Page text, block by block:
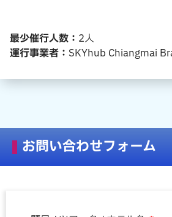
最少催行人数： 2人
運行事業者： SKYhub Chiangmai
お問い合わせフォーム